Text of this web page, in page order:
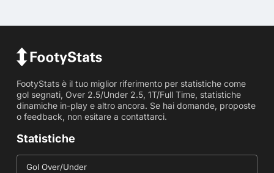
FootyStats è il tuo miglior riferimento per statistiche come
gol segnati, Over 2.5/Under 2.5, 1T/Full Time, statistiche
dinamiche in-play e altro ancora. Se hai domande, proposte
o feedback, non esitare a contattarci.
Statistiche
Gol Over/Under